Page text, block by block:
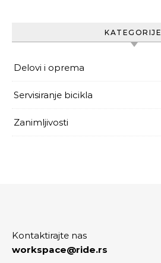
KATEGORIJE
Delovi i oprema
Servisiranje bicikla
Zanimljivosti
Kontaktirajte nas
workspace@ride.rs